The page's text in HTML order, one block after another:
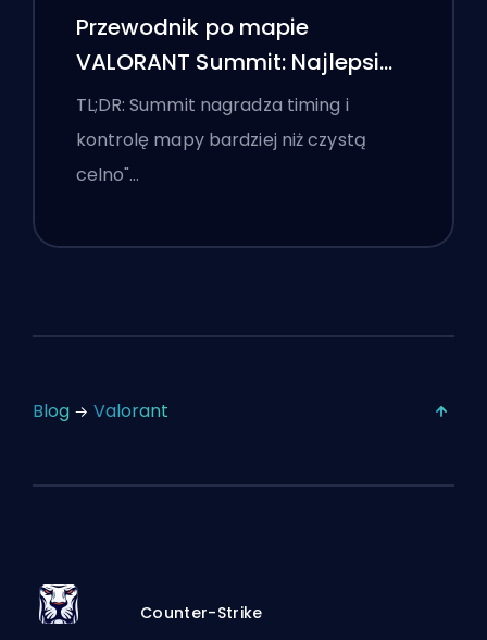
Przewodnik po mapie
VALORANT Summit: Najlepsi
agenci, wezwania i smoki
TL;DR: Summit nagradza timing i
kontrolę mapy bardziej niż czystą
celno"…
Blog Valorant
Counter-Strike